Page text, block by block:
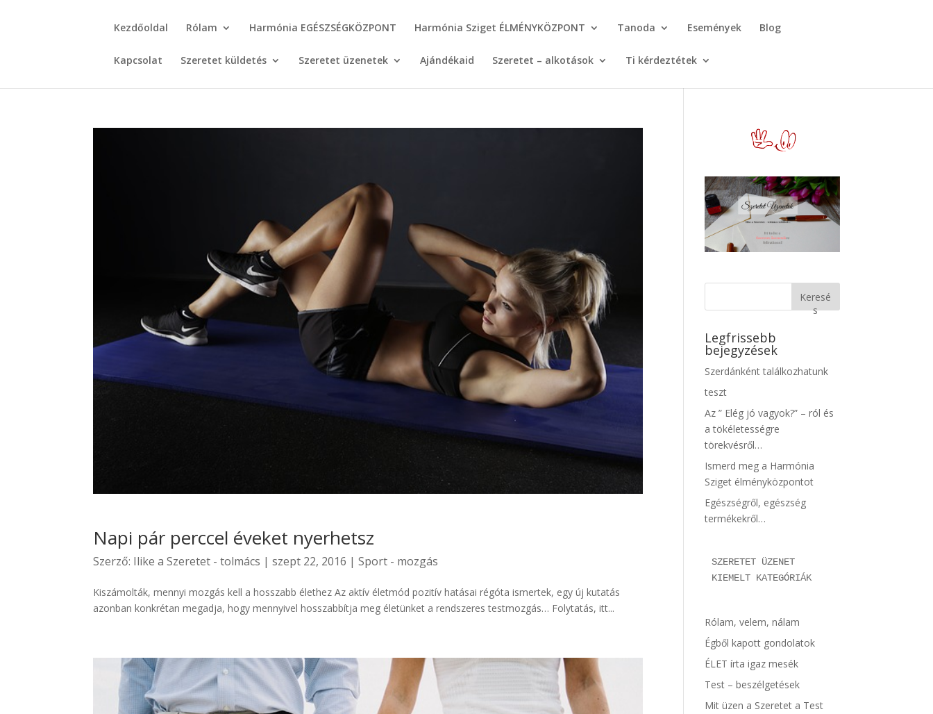
Kezdőoldal Rólam Harmónia EGÉSZSÉGKÖZPONT Harmónia Sziget ÉLMÉNYKÖZPONT Tanoda Események Blog
Kapcsolat Szeretet küldetés Szeretet üzenetek Ajándékaid Szeretet – alkotások Ti kérdeztétek
Napi pár perccel éveket nyerhetsz
Szerző: Ilike a Szeretet - tolmács |szept 22, 2016 |Sport - mozgás
Kiszámolták, mennyi mozgás kell a hosszabb élethez Az aktív életmód pozitív hatásai régóta ismertek, egy új kutatás
azonban konkrétan megadja, hogy mennyivel hosszabbítja meg életünket a rendszeres testmozgás… Folytatás, itt...
Keresé
s
Legfrissebb
bejegyzések
Szerdánként találkozhatunk
teszt
Az ” Elég jó vagyok?” – ról és
a tökéletességre
törekvésről…
Ismerd meg a Harmónia
Sziget élményközpontot
Egészségről, egészség
termékekről…
SZERETET ÜZENET
KIEMELT KATEGÓRIÁK
Rólam, velem, nálam
Égből kapott gondolatok
ÉLET írta igaz mesék
Test – beszélgetések
Mit üzen a Szeretet a Test